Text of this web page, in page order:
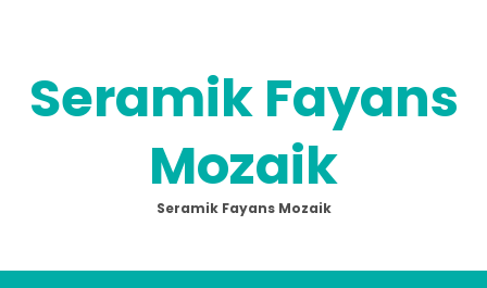
Seramik Fayans
Mozaik
Seramik Fayans Mozaik